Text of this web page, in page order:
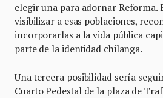
elegir una para adornar Reforma.
visibilizar a esas poblaciones,
incorporarlas a la vida pública
parte de la identidad chilanga.
Una tercera posibilidad sería
Cuarto Pedestal de la plaza de